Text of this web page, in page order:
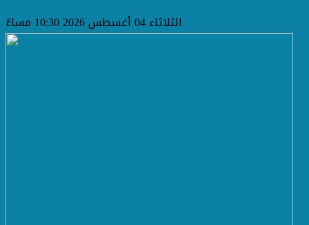
الثلاثاء 04 أغسطس 2026 10:30 مساءً